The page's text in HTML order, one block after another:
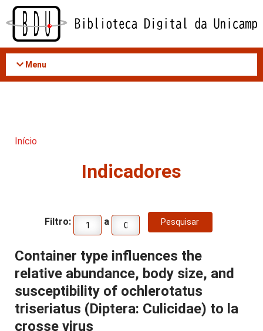
Acessar
conteúdo
Menu
Início
Indicadores
Filtro: a
Container type influences the
relative abundance, body size, and
susceptibility of ochlerotatus
triseriatus (Diptera: Culicidae) to la
crosse virus